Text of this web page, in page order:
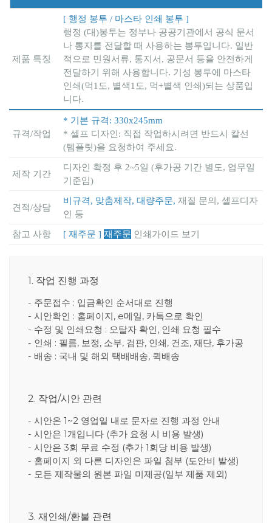
제품 특징
[ 행정 봉투 / 마스타 인쇄 봉투 ]
행정 (대)봉투는 정부나 공공기관에서 공식 문서
나 통지를 전달할 때 사용하는 봉투입니다. 일반
적으로 민원서류, 통지서, 공문서 등을 안전하게
전달하기 위해 사용합니다. 기성 봉투에 마스타
인쇄(먹1도, 별색1도, 먹+별색 인쇄)되는 상품입
니다.
규격/작업
* 기본 규격: 330x245mm
* 셀프 디자인: 직접 작업하시려면 반드시 칼선
(템플릿)을 요청하여 주세요.
제작 기간
디자인 확정 후 2~5일 (후가공 기간 별도, 업무일
기준임)
견적/상담
비규격, 맞춤제작, 대량주문, 재질 문의, 셀프디자
인 등
참고 사항 [ 재주문 ] 재주문 인쇄가이드 보기
1. 작업 진행 과정
- 주문접수 : 입금확인 순서대로 진행
- 시안확인 : 홈페이지, e메일, 카톡으로 확인
- 수정 및 인쇄요청 : 오탈자 확인, 인쇄 요청 필수
- 인쇄 : 필름, 보정, 소부, 검판, 인쇄, 건조, 재단, 후가공
- 배송 : 국내 및 해외 택배배송, 퀵배송
2. 작업/시안 관련
- 시안은 1~2 영업일 내로 문자로 진행 과정 안내
- 시안은 1개입니다 (추가 요청 시 비용 발생)
- 시안은 3회 무료 수정 (추가 1회당 비용 발생)
- 홈페이지 외 다른 디자인은 파일 첨부 (도안비 발생)
- 모든 제작물의 원본 파일 미제공(일부 제품 제외)
3. 재인쇄/환불 관련